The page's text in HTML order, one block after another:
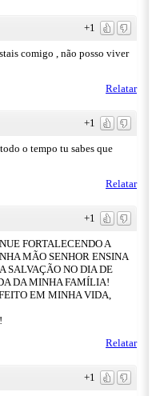
+1
comigo , não posso viver
Relatar
+1
o tempo tu sabes que
Relatar
+1
FORTALECENDO A
MÃO SENHOR ENSINA
SALVAÇÃO NO DIA DE
DA MINHA FAMÍLIA!
EM MINHA VIDA,
Relatar
+1